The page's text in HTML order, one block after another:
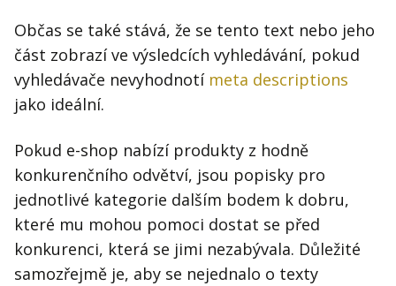
Občas se také stává, že se tento text nebo jeho
část zobrazí ve výsledcích vyhledávání, pokud
vyhledávače nevyhodnotí meta descriptions
jako ideální.
Pokud e-shop nabízí produkty z hodně
konkurenčního odvětví, jsou popisky pro
jednotlivé kategorie dalším bodem k dobru,
které mu mohou pomoci dostat se před
konkurenci, která se jimi nezabývala. Důležité
samozřejmě je, aby se nejednalo o texty